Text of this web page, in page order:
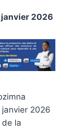
janvier 2026
2026
la